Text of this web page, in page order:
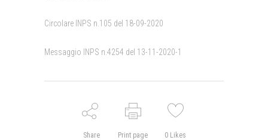
Circolare INPS n.105 del 18-09-2020
Messaggio INPS n.4254 del 13-11-2020-1
Share Print page 0 Likes